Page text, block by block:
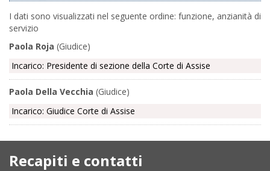
I dati sono visualizzati nel seguente ordine: funzione, anzianità di
servizio
Paola Roja (Giudice)
Incarico: Presidente di sezione della Corte di Assise
Paola Della Vecchia (Giudice)
Incarico: Giudice Corte di Assise
Recapiti e contatti